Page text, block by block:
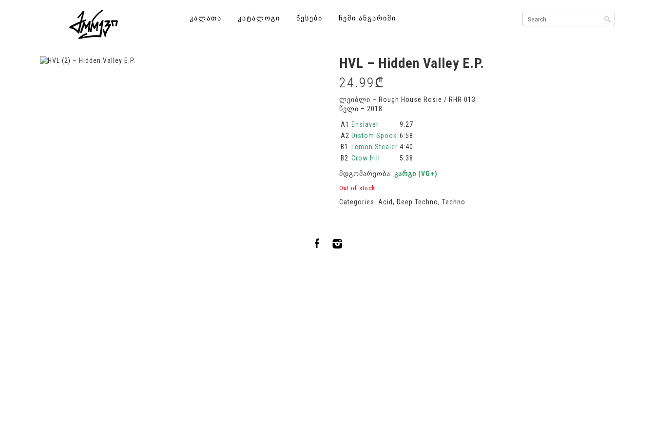
ᲙᲐᲚᲐᲗᲐ ᲙᲐᲢᲐᲚᲝᲒᲘ ᲬᲔᲡᲔᲑᲘ ᲩᲔᲛᲘ ᲐᲜᲒᲐᲠᲘᲨᲘ
HVL – Hidden Valley E.P.
24.99₾
ლეიბლი – Rough House Rosie / RHR 013
წელი – 2018
A1
Enslaver
9:27
A2 Distom Spook 6:58
B1
Lemon Stealer 4:40
B2 Crow Hill
5:38
მდგომარეობა: კარგი (VG+)
Out of stock
Categories: Acid, Deep Techno, Techno